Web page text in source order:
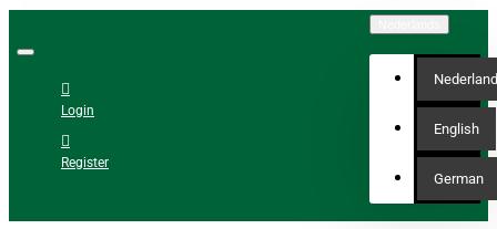
Login
Register
English
German